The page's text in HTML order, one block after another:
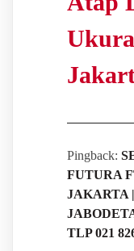
Pingback:
FUTURA
JAKARTA
TLP 021